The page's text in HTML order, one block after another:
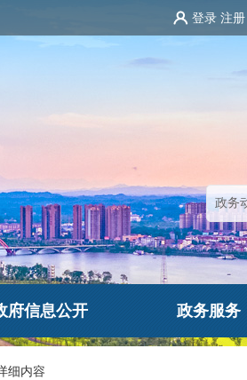
登录 注册
府信息公开 政务服务
细内容